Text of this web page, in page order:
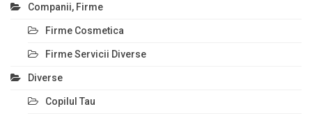
Companii, Firme
Firme Cosmetica
Firme Servicii Diverse
Diverse
Copilul Tau